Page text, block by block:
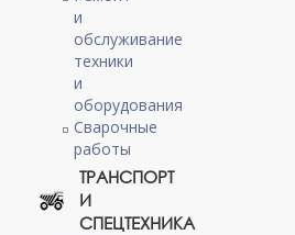
и
обслуживание
техники
и
оборудования
Сварочные
работы
ТРАНСПОРТ
И
СПЕЦТЕХНИКА